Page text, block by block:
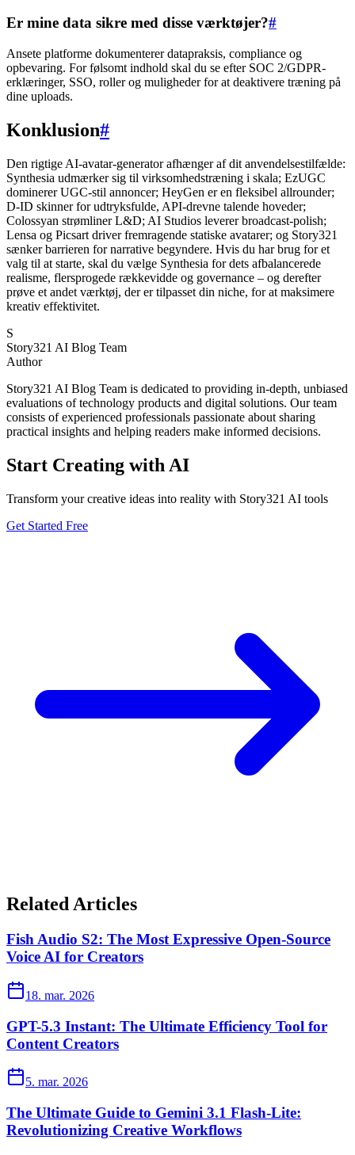
Er mine data sikre med disse værktøjer?#
Ansete platforme dokumenterer datapraksis, compliance og
opbevaring. For følsomt indhold skal du se efter SOC 2/GDPR-
erklæringer, SSO, roller og muligheder for at deaktivere træning på
dine uploads.
Konklusion#
Den rigtige AI-avatar-generator afhænger af dit anvendelsestilfælde:
Synthesia udmærker sig til virksomhedstræning i skala; EzUGC
dominerer UGC-stil annoncer; HeyGen er en fleksibel allrounder;
D-ID skinner for udtryksfulde, API-drevne talende hoveder;
Colossyan strømliner L&D; AI Studios leverer broadcast-polish;
Lensa og Picsart driver fremragende statiske avatarer; og Story321
sænker barrieren for narrative begyndere. Hvis du har brug for et
valg til at starte, skal du vælge Synthesia for dets afbalancerede
realisme, flersprogede rækkevidde og governance – og derefter
prøve et andet værktøj, der er tilpasset din niche, for at maksimere
kreativ effektivitet.
S
Story321 AI Blog Team
Author
Story321 AI Blog Team is dedicated to providing in-depth, unbiased
evaluations of technology products and digital solutions. Our team
consists of experienced professionals passionate about sharing
practical insights and helping readers make informed decisions.
Start Creating with AI
Transform your creative ideas into reality with Story321 AI tools
Get Started Free
Related Articles
Fish Audio S2: The Most Expressive Open-Source
Voice AI for Creators
18. mar. 2026
GPT-5.3 Instant: The Ultimate Efficiency Tool for
Content Creators
5. mar. 2026
The Ultimate Guide to Gemini 3.1 Flash-Lite:
Revolutionizing Creative Workflows